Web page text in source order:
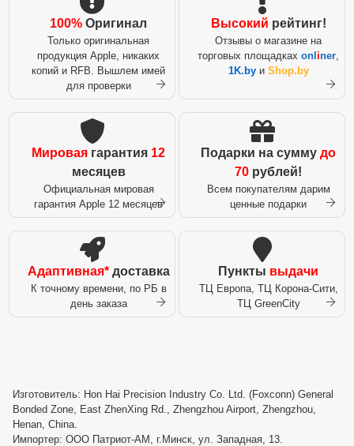
100% Оригинал
Только оригинальная
продукция Apple, никаких
копий и RFB. Вышлем имей
для проверки
Высокий рейтинг!
Отзывы о магазине на
торговых площадках onliner
1K.byи Shop.by
Мировая гарантия 12
месяцев
Официальная мировая
гарантия Apple 12 месяцев
Подарки на сумму до
70 рублей!
Всем покупателям дарим
ценные подарки
Адаптивная*доставка
К точному времени, по РБ в
день заказа
Пункты выдачи
ТЦ Европа, ТЦ Корона-Сити,
ТЦ GreenCity
Изготовитель: Hon Hai Precision Industry Co. Ltd. (Foxconn) General
Bonded Zone, East ZhenXing Rd., Zhengzhou Airport, Zhengzhou,
Henan, China.
Импортер: ООО Патриот-АМ, г.Минск, ул. Западная, 13.